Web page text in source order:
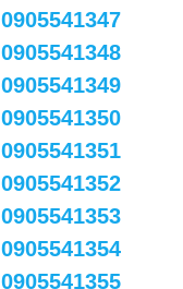
0905541347
0905541348
0905541349
0905541350
0905541351
0905541352
0905541353
0905541354
0905541355